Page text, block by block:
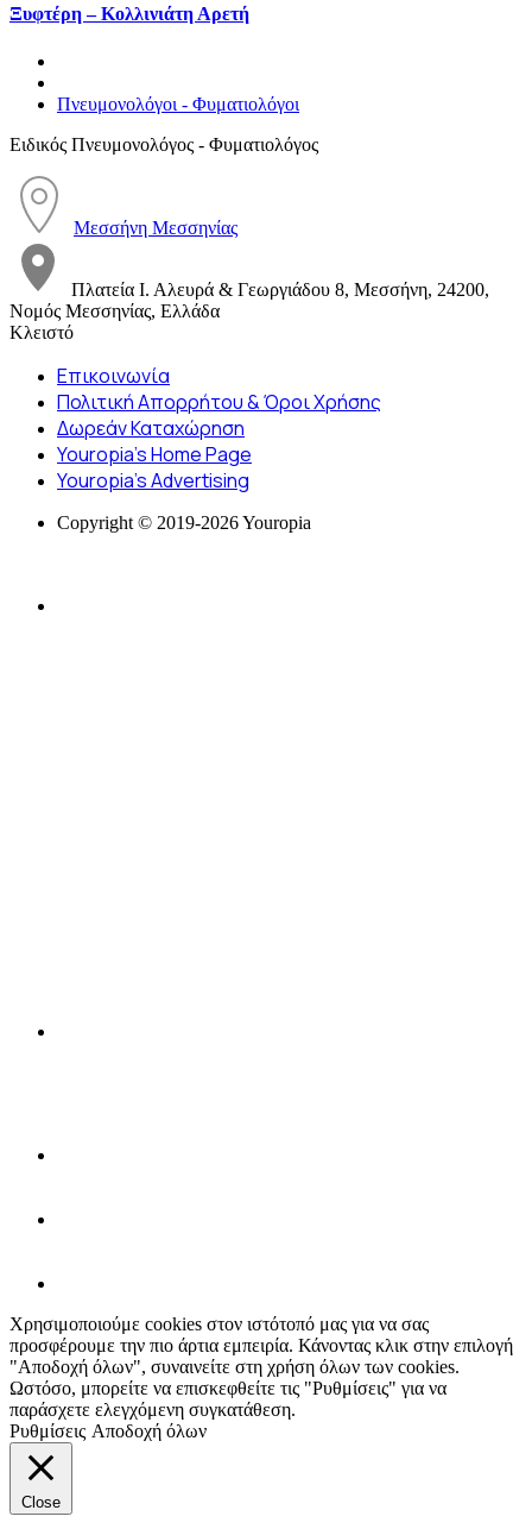
Ξυφτέρη – Κολλινιάτη Αρετή
Πνευμονολόγοι - Φυματιολόγοι
Ειδικός Πνευμονολόγος - Φυματιολόγος
Μεσσήνη Μεσσηνίας
Πλατεία Ι. Αλευρά & Γεωργιάδου 8, Μεσσήνη, 24200,
Νομός Μεσσηνίας, Ελλάδα
Κλειστό
Επικοινωνία
Πολιτική Απορρήτου & Όροι Χρήσης
Δωρεάν Καταχώρηση
Youropia’s Home Page
Youropia’s Advertising
Copyright © 2019-2026 Youropia
Χρησιμοποιούμε cookies στον ιστότοπό μας για να σας
προσφέρουμε την πιο άρτια εμπειρία. Κάνοντας κλικ στην επιλογή
"Αποδοχή όλων", συναινείτε στη χρήση όλων των cookies.
Ωστόσο, μπορείτε να επισκεφθείτε τις "Ρυθμίσεις" για να
παράσχετε ελεγχόμενη συγκατάθεση.
Ρυθμίσεις Αποδοχή όλων
Close